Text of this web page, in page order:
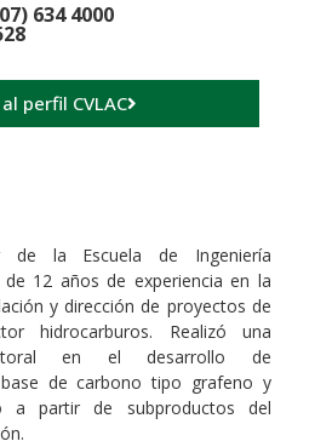
634 4000
perfil CVLAC
de la Escuela de Ingeniería
12 años de experiencia en la
y dirección de proyectos de
hidrocarburos. Realizó una
en el desarrollo de
de carbono tipo grafeno y
a partir de subproductos del